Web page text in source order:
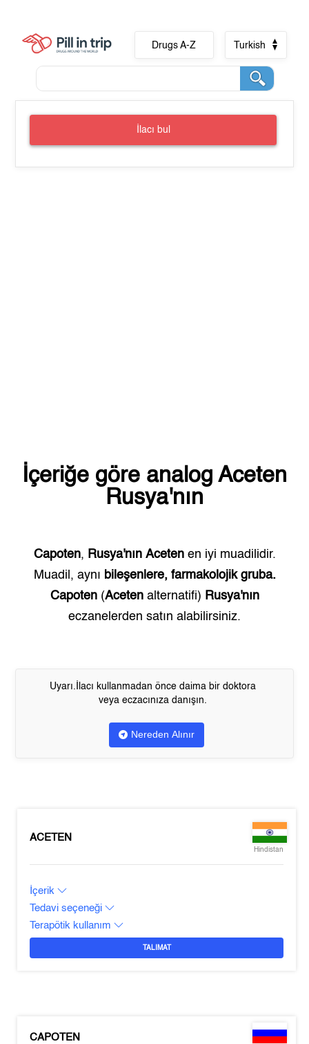
Drugs A-Z Turkish
İlacı bul
İçeriğe göre analog Aceten
Rusya'nın
Capoten, Rusya'nın Acetenen iyi muadilidir.
Muadil, aynı bileşenlere, farmakolojik gruba.
Capoten(Acetenalternatifi) Rusya'nın
eczanelerden satın alabilirsiniz.
Uyarı.İlacı kullanmadan önce daima bir doktora
veya eczacınıza danışın.
Nereden Alınır
ACETEN
Hindistan
İçerik
Tedavi seçeneği
Terapötik kullanım
TALIMAT
CAPOTEN